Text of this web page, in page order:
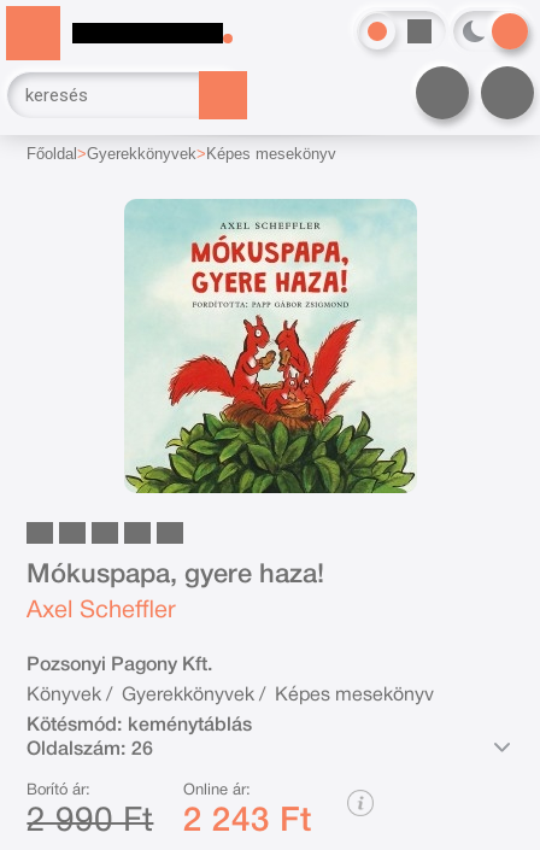
Főoldal Gyerekkönyvek Képes mesekönyv
Mókuspapa, gyere haza!
Axel Scheffler
Pozsonyi Pagony Kft.
Könyvek / Gyerekkönyvek /
Képes mesekönyv
Kötésmód: keménytáblás
Oldalszám: 26
Borító ár:
2 990 Ft
Online ár:
2 243 Ft